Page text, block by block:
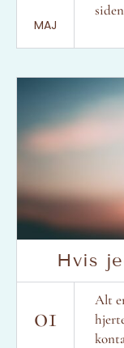
MAJ
Hvis
01
Alt